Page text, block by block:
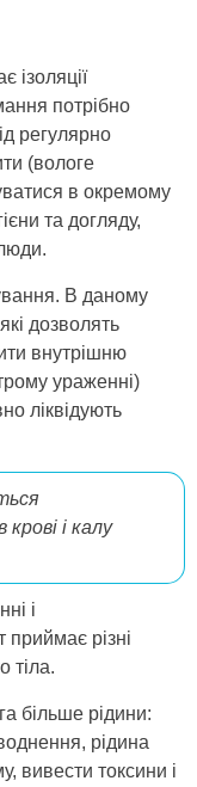
ізоляції
потрібно
регулярно
(вологе
в окремому
та догляду,
В даному
дозволять
внутрішню
ураженні)
ліквідують
крові і калу
і
різні
тіла.
більше рідини:
рідина
вивести токсини і